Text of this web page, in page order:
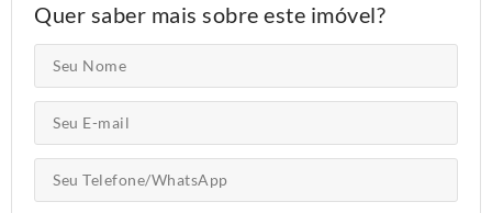
Quer saber mais sobre este imóvel?